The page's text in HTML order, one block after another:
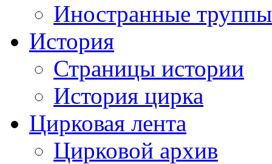
Иностранные труппы
История
Страницы истории
История цирка
Цирковая лента
Цирковой архив